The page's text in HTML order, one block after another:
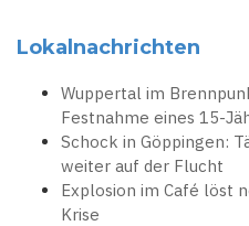
Lokalnachrichten
Wuppertal im
Festnahme eines 15-
Schock in Göppingen:
weiter auf der Flucht
Explosion im Café löst
Krise